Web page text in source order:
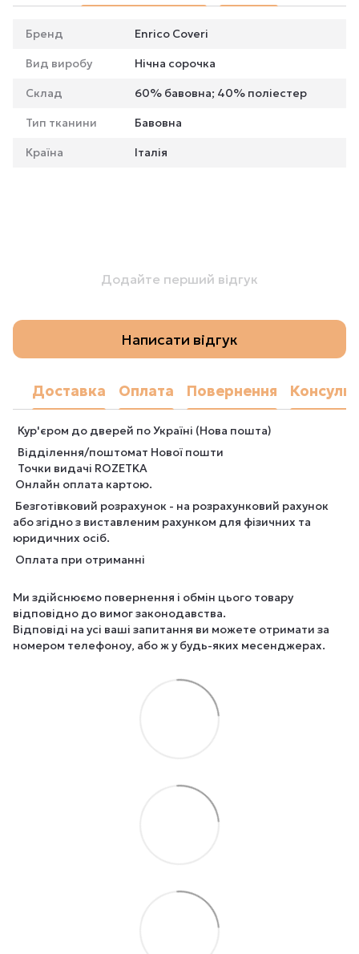
Бренд Enrico Coveri
Вид виробу Нічна сорочка
Склад 60% бавовна; 40% поліестер
Тип тканини Бавовна
Країна Італія
Додайте перший відгук
Написати відгук
Доставка Оплата Повернення
Кур'єром до дверей по Україні (Нова пошта)
Відділення/поштомат Нової пошти
Точки видачі ROZETKA
Онлайн оплата картою.
Безготівковий розрахунок - на розрахунковий рахунок
або згідно з виставленим рахунком для фізичних та
юридичних осіб.
Оплата при отриманні
Ми здійснюємо повернення і обмін цього товару
відповідно до вимог законодавства.
Відповіді на усі ваші запитання ви можете отримати за
номером телефоноу, або ж у будь-яких месенджерах.